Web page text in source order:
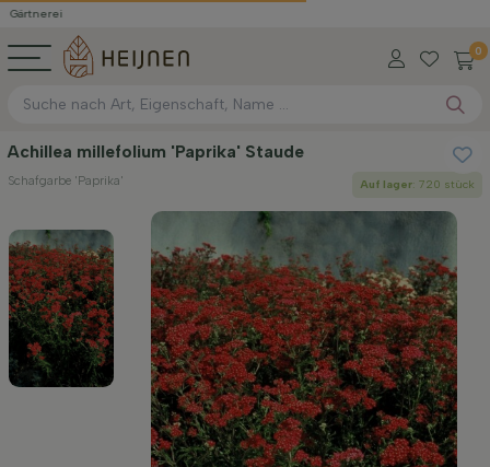
0
Achillea millefolium 'Paprika' Staude
Schafgarbe 'Paprika' Auf lager: 720 stück